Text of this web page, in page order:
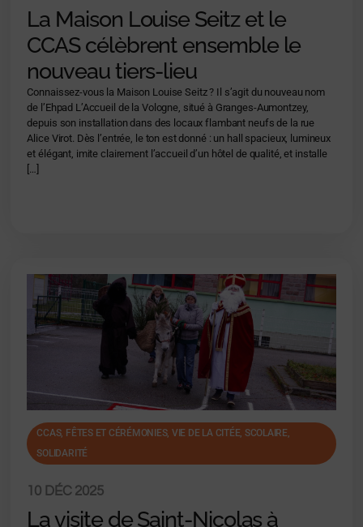
La Maison Louise Seitz et le
CCAS célèbrent ensemble le
nouveau tiers-lieu
Connaissez-vous la Maison Louise Seitz ? Il s’agit du nouveau nom
de l’Ehpad L’Accueil de la Vologne, situé à Granges-Aumontzey,
depuis son installation dans des locaux flambant neufs de la rue
Alice Virot. Dès l’entrée, le ton est donné : un hall spacieux, lumineux
et élégant, imite clairement l’accueil d’un hôtel de qualité, et installe
[…]
CCAS, FÊTES ET CÉRÉMONIES, VIE DE LA CITÉE, SCOLAIRE
SOLIDARITÉ
10 DÉC 2025
La visite de Saint-Nicolas à